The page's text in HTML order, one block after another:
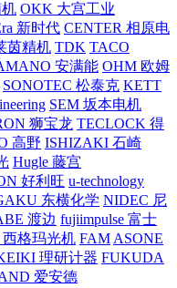
OKK 大宫工业
新时代 CENTER 相原电
茵精机 TDK TACO
安满能 OHM 欧姆
SONOTEC 松泰克 KETT
SEM 坂本电机
狮宝龙 TECLOCK 得
高野 ISHIZAKI 石崎
Hugle 藤宫
好利旺 u-technology
东横化学 NIDEC 尼
渡边 fujiimpulse 富士
西格玛光机 FAM ASONE
理研计器 FUKUDA
爱安德